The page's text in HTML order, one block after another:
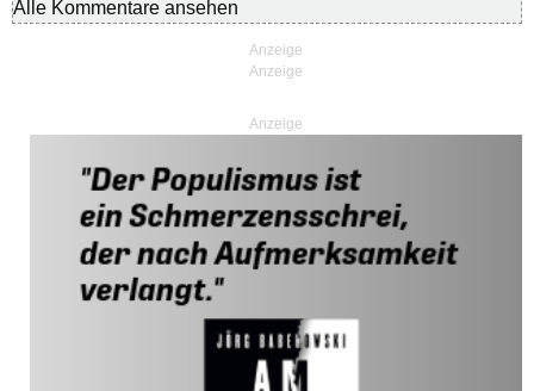
Alle Kommentare ansehen
Anzeige